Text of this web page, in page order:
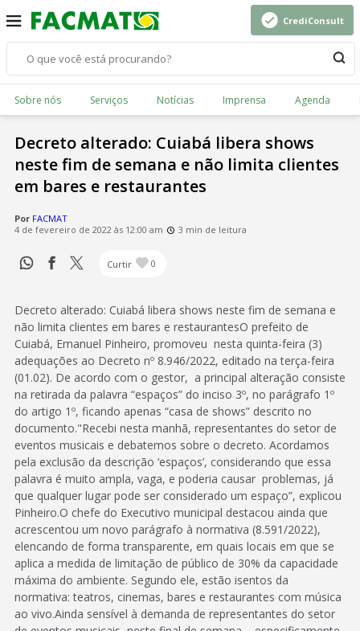
CrediConsult
Sobre nós Serviços Notícias Imprensa Agenda
Decreto alterado: Cuiabá libera shows
neste fim de semana e não limita clientes
em bares e restaurantes
Por FACMAT
4 de fevereiro de 2022 às 12:00 am
3 min de leitura
Curtir 0
Decreto alterado: Cuiabá libera shows neste fim de semana e
não limita clientes em bares e restaurantesO prefeito de
Cuiabá, Emanuel Pinheiro, promoveu nesta quinta-feira (3)
adequações ao Decreto nº 8.946/2022, editado na terça-feira
(01.02). De acordo com o gestor, a principal alteração consiste
na retirada da palavra “espaços” do inciso 3º, no parágrafo 1º
do artigo 1º, ficando apenas “casa de shows” descrito no
documento."Recebi nesta manhã, representantes do setor de
eventos musicais e debatemos sobre o decreto. Acordamos
pela exclusão da descrição ‘espaços’, considerando que essa
palavra é muito ampla, vaga, e poderia causar problemas, já
que qualquer lugar pode ser considerado um espaço”, explicou
Pinheiro.O chefe do Executivo municipal destacou ainda que
acrescentou um novo parágrafo à normativa (8.591/2022),
elencando de forma transparente, em quais locais em que se
aplica a medida de limitação de público de 30% da capacidade
máxima do ambiente. Segundo ele, estão isentos da
normativa: teatros, cinemas, bares e restaurantes com música
ao vivo.Ainda sensível à demanda de representantes do setor